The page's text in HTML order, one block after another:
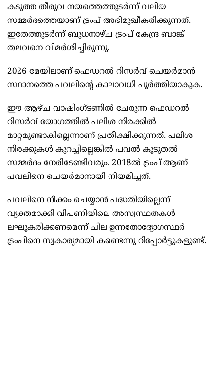
കടുത്ത തീരുവ നയത്തെത്തുടർന്ന് വലിയ
സമ്മർദത്തെയാണ് ട്രംപ് അഭിമുഖീകരിക്കുന്നത്.
ഇതേത്തുടർന്ന് ബുധനാഴ്ച ട്രംപ് കേന്ദ്ര ബാങ്ക്
തലവനെ വിമർശിച്ചിരുന്നു.
2026 മേയിലാണ് ഫെഡറൽ റിസർവ് ചെയർമാൻ
സ്ഥാനത്തെ പവലിന്‍റെ കാലാവധി പൂർത്തിയാകുക.
ഈ ആഴ്ച വാഷിംഗ്ടണിൽ ചേരുന്ന ഫെഡറൽ
റിസർവ് യോഗത്തിൽ പലിശ നിരക്കിൽ
മാറ്റമുണ്ടാകില്ലെന്നാണ് പ്രതീക്ഷിക്കുന്നത്. പലിശ
നിരക്കുകൾ കുറച്ചില്ലെങ്കിൽ പവൽ കൂടുതൽ
സമ്മർദം നേരിടേണ്ടിവരും. 2018ൽ ട്രംപ് ആണ്
പവലിനെ ചെയർമാനായി നിയമിച്ചത്.
പവലിനെ നീക്കം ചെയ്യാൻ പദ്ധതിയില്ലെന്ന്
വ്യക്തമാക്കി വിപണിയിലെ അസ്വസ്ഥതകൾ
ലഘൂകരിക്കണമെന്ന് ചില ഉന്നതോദ്യോഗസ്ഥർ
ട്രംപിനെ സ്വകാര്യമായി കണ്ടെന്നു റിപ്പോർട്ടുകളുണ്ട്.